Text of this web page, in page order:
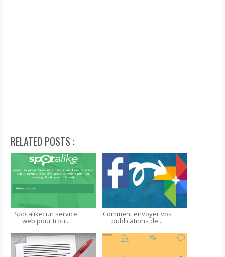
RELATED POSTS :
Spotalike: un service
web pour trou...
Comment envoyer vos
publications de...